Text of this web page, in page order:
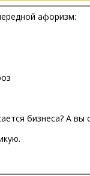
афоризм:
бизнеса? А